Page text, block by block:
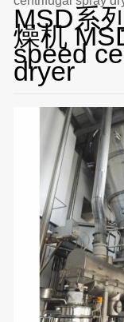
MSD系
燥机
speed
dryer